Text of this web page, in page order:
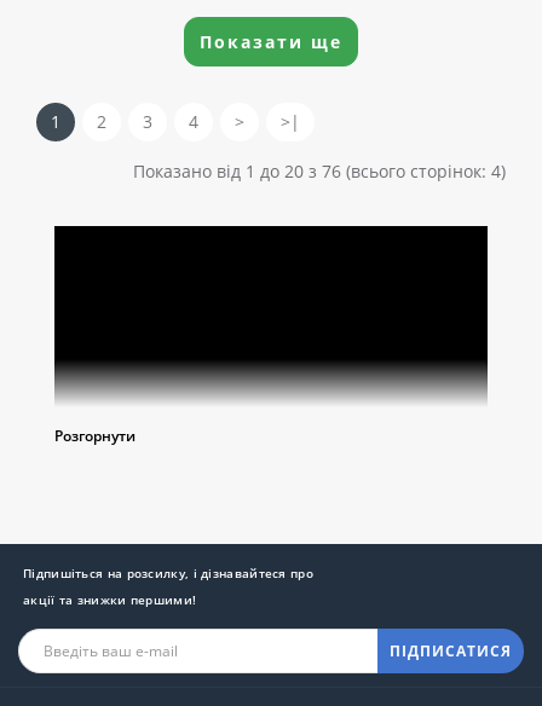
Показати ще
1 2 3 4 > >|
Показано від 1 до 20 з 76 (всього сторінок: 4)
Розгорнути
Підпишіться на розсилку, і дізнавайтеся про
акції та знижки першими!
ПІДПИСАТИСЯ